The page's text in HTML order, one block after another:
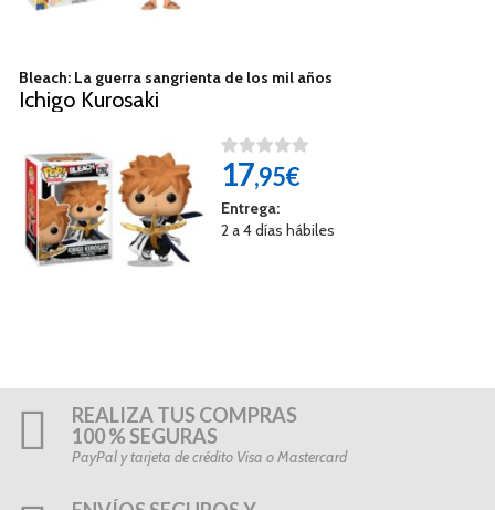
Bleach: La guerra sangrienta de los mil años
Ichigo Kurosaki
17,95€
Entrega:
2 a 4 días hábiles
REALIZA TUS COMPRAS
100 % SEGURAS
PayPal y tarjeta de crédito Visa o Mastercard